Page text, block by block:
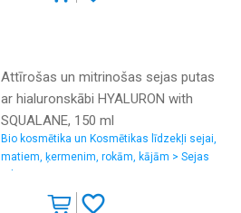
Attīrošas un mitrinošas sejas putas
ar hialuronskābi HYALURON with
SQUALANE, 150 ml
Bio kosmētika un Kosmētikas līdzekļi sejai,
matiem, ķermenim, rokām, kājām > Sejas